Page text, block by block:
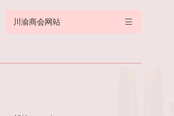
川渝商会网站